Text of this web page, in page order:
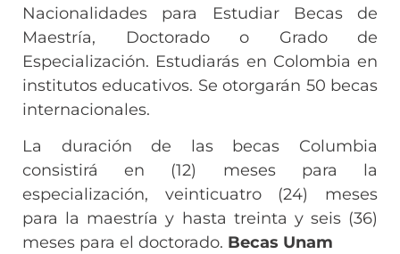
Nacionalidades para Estudiar Becas de
Maestría, Doctorado o Grado de
Especialización. Estudiarás en Colombia en
institutos educativos. Se otorgarán 50 becas
internacionales.
La duración de las becas Columbia
consistirá en (12) meses para la
especialización, veinticuatro (24) meses
para la maestría y hasta treinta y seis (36)
meses para el doctorado. Becas Unam